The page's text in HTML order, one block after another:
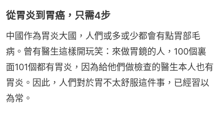
從胃炎到胃癌，只需4步
中國作為胃炎大國，人們或多或少都會有點胃部毛
病。曾有醫生這樣開玩笑：來做胃鏡的人，100個裏
面101個都有胃炎，因為給他們做檢查的醫生本人也有
胃炎。因此，人們對於胃不太舒服這件事，已經習以
為常。